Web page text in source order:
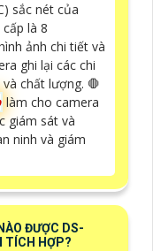
sắc nét của
là 8
ảnh chi tiết và
ghi lại các chi
chất lượng. 🛑
làm cho camera
giám sát và
ninh và giám
ĐƯỢC DS-
TÍCH HỢP?